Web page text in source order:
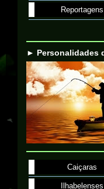
Reportagens
► Personalidades
Caiçaras
Ilhabelenses